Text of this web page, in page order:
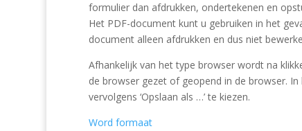
formulier dan afdrukken, ondertekenen en
Het PDF-document kunt u gebruiken in het
document alleen afdrukken en dus niet
Afhankelijk van het type browser wordt na
de browser gezet of geopend in de browser.
vervolgens ‘Opslaan als …’ te kiezen.
Word formaat